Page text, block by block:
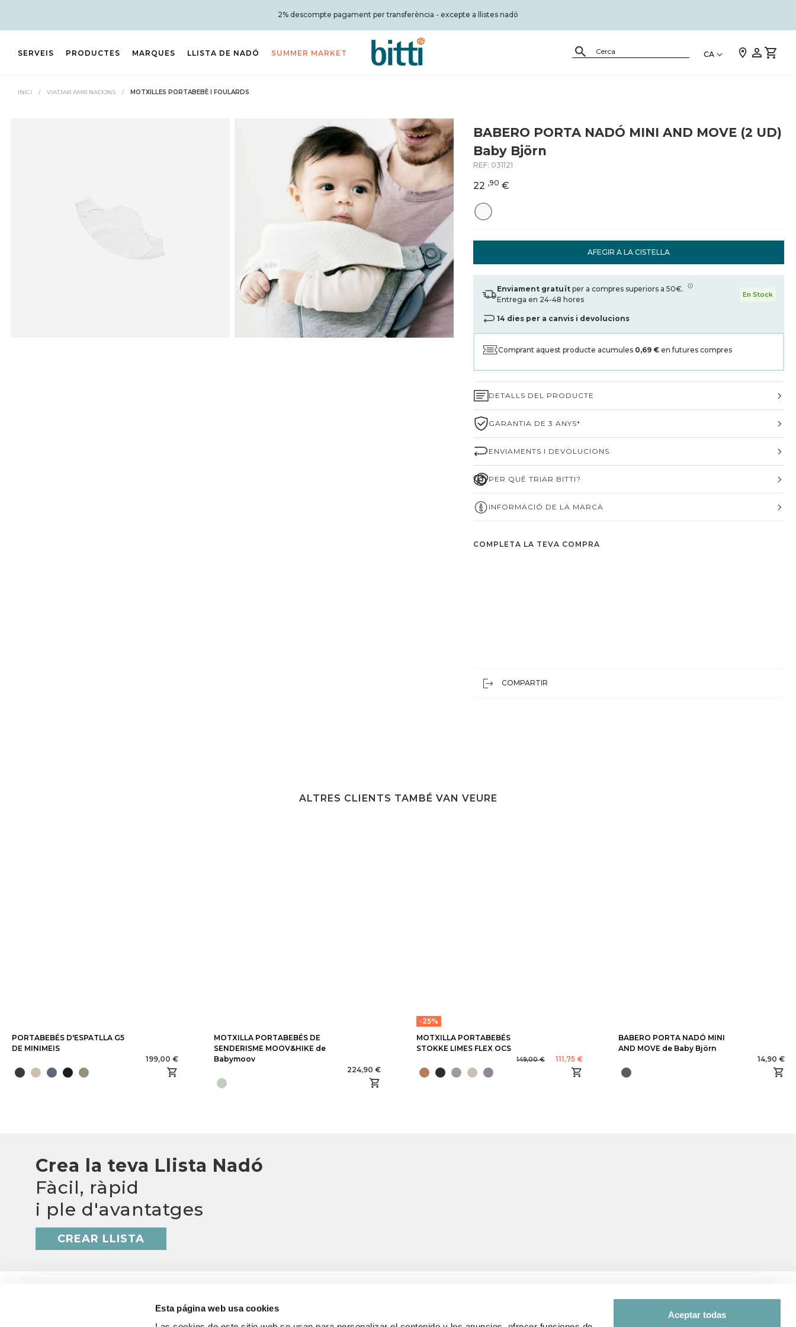
Esta página web usa cookies
Aceptar todas
2% descompte pagament per transferència - excepte a llistes nadó
SERVEIS PRODUCTES MARQUES LLISTA DE NADÓ SUMMER MARKET CA
INICI / VIATJAR AMB NADONS / MOTXILLES PORTABEBÈ I FOULARDS
BABERO PORTA NADÓ MINI AND MOVE (2 UD)
Baby Björn
REF: 031121
22 ,90 €
AFEGIR A LA CISTELLA
Enviament gratuït per a compres superiors a 50€.
Entrega en 24-48 hores
En Stock
14 dies per a canvis i devolucions
Comprant aquest producte acumules 0,69 € en futures compres
DETALLS DEL PRODUCTE
GARANTIA DE 3 ANYS*
ENVIAMENTS I DEVOLUCIONS
PER QUÈ TRIAR BITTI?
INFORMACIÓ DE LA MARCA
COMPLETA LA TEVA COMPRA
COMPARTIR
ALTRES CLIENTS TAMBÉ VAN VEURE
PORTABEBÉS D'ESPATLLA G5
DE MINIMEIS
199,00 €
MOTXILLA PORTABEBÉS DE
SENDERISME MOOV&HIKE de
Babymoov
224,90 €
-25%
MOTXILLA PORTABEBÉS
STOKKE LIMES FLEX OCS
149,00 € 111,75 €
BABERO PORTA NADÓ MINI
AND MOVE de Baby Björn
14,90 €
Crea la teva Llista Nadó
Fàcil, ràpid
i ple d'avantatges
CREAR LLISTA